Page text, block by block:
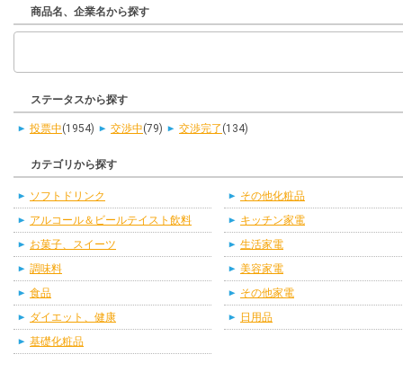
商品名、企業名から探す
ステータスから探す
投票中(1954) 交渉中(79) 交渉完了 (134)
カテゴリから探す
ソフトドリンク
アルコール＆ビールテイスト飲料
お菓子、スイーツ
調味料
食品
ダイエット、健康
基礎化粧品
その他化粧品
キッチン家電
生活家電
美容家電
その他家電
日用品